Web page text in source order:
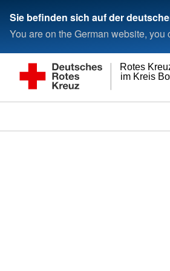
Sie befinden sich auf der
You are on the German website,
im Kreis
Rotes